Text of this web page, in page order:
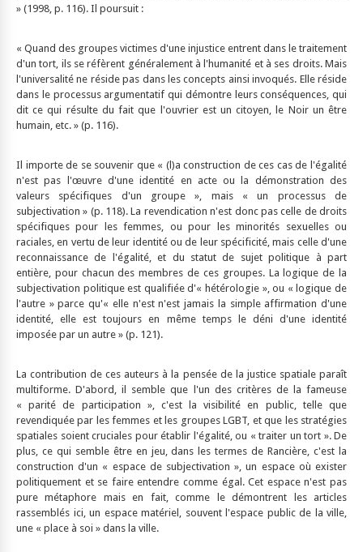
» (1998, p. 116). Il poursuit :
« Quand des groupes victimes d'une injustice entrent dans le traitement
d'un tort, ils se réfèrent généralement à l'humanité et à ses droits. Mais
l'universalité ne réside pas dans les concepts ainsi invoqués. Elle réside
dans le processus argumentatif qui démontre leurs conséquences, qui
dit ce qui résulte du fait que l'ouvrier est un citoyen, le Noir un être
humain, etc. » (p. 116).
Il importe de se souvenir que « (l)a construction de ces cas de l'égalité
n'est pas l'œuvre d'une identité en acte ou la démonstration des
valeurs spécifiques d'un groupe », mais « un processus de
subjectivation » (p. 118). La revendication n'est donc pas celle de droits
spécifiques pour les femmes, ou pour les minorités sexuelles ou
raciales, en vertu de leur identité ou de leur spécificité, mais celle d'une
reconnaissance de l'égalité, et du statut de sujet politique à part
entière, pour chacun des membres de ces groupes. La logique de la
subjectivation politique est qualifiée d'« hétérologie », ou « logique de
l'autre » parce qu'« elle n'est n'est jamais la simple affirmation d'une
identité, elle est toujours en même temps le déni d'une identité
imposée par un autre » (p. 121).
La contribution de ces auteurs à la pensée de la justice spatiale paraît
multiforme. D'abord, il semble que l'un des critères de la fameuse
« parité de participation », c'est la visibilité en public, telle que
revendiquée par les femmes et les groupes LGBT, et que les stratégies
spatiales soient cruciales pour établir l'égalité, ou « traiter un tort ». De
plus, ce qui semble être en jeu, dans les termes de Rancière, c'est la
construction d'un « espace de subjectivation », un espace où exister
politiquement et se faire entendre comme égal. Cet espace n'est pas
pure métaphore mais en fait, comme le démontrent les articles
rassemblés ici, un espace matériel, souvent l'espace public de la ville,
une « place à soi » dans la ville.